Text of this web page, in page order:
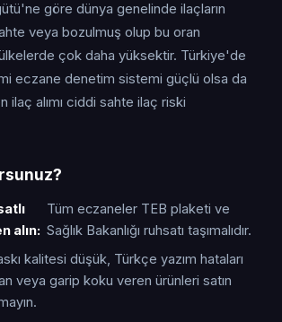
göre dünya genelinde ilaçların
veya bozulmuş olup bu oran
çok daha yüksektir. Türkiye'de
eczane denetim sistemi güçlü olsa da
ilaç alımı ciddi sahte ilaç riski
alın:
Tüm eczaneler TEB plaketi ve
Sağlık Bakanlığı ruhsatı taşımalıdır.
kalitesi düşük, Türkçe yazım hataları
veya garip koku veren ürünleri satın